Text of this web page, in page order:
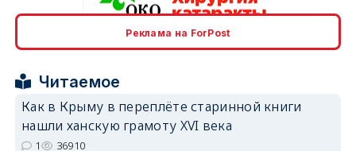
Реклама на ForPost
Читаемое
Как в Крыму в переплёте старинной книги
нашли ханскую грамоту XVI века
1 36910